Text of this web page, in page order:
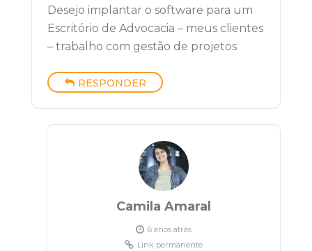
Desejo implantar o software para um
Escritório de Advocacia – meus clientes
– trabalho com gestão de projetos
RESPONDER
Camila Amaral
6 anos atrás
Link permanente